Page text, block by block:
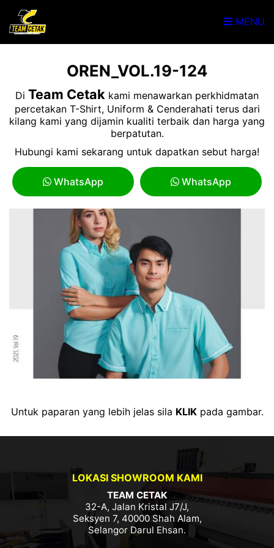
MENU
OREN_VOL.19-124
Di Team Cetak kami menawarkan perkhidmatan
percetakan T-Shirt, Uniform & Cenderahati terus dari
kilang kami yang dijamin kualiti terbaik dan harga yang
berpatutan.
Hubungi kami sekarang untuk dapatkan sebut harga!
WhatsApp WhatsApp
Untuk paparan yang lebih jelas sila KLIKpada gambar.
LOKASI SHOWROOM KAMI
TEAM CETAK
32-A, Jalan Kristal J7/J,
Seksyen 7, 40000 Shah Alam,
Selangor Darul Ehsan.